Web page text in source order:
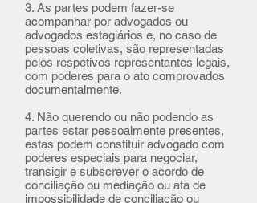
3. As partes podem fazer-se
acompanhar por advogados ou
advogados estagiários e, no caso de
pessoas coletivas, são representadas
pelos respetivos representantes legais,
com poderes para o ato comprovados
documentalmente.​
4. Não querendo ou não podendo as
partes estar pessoalmente presentes,
estas podem constituir advogado com
poderes especiais para negociar,
transigir e subscrever o acordo de
conciliação ou mediação ou ata de
impossibilidade de conciliação ou